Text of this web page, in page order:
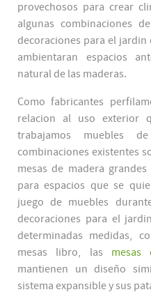
provechosos para crear
algunas combinaciones
decoraciones para el
ambientaran espacios
natural de las maderas.
Como fabricantes
relacion al uso exterior
trabajamos muebles
combinaciones existentes
mesas de madera
para espacios que se
juego de muebles
decoraciones para el
determinadas medidas,
mesas libro, las mesas
mantienen un diseño
sistema expansible y sus